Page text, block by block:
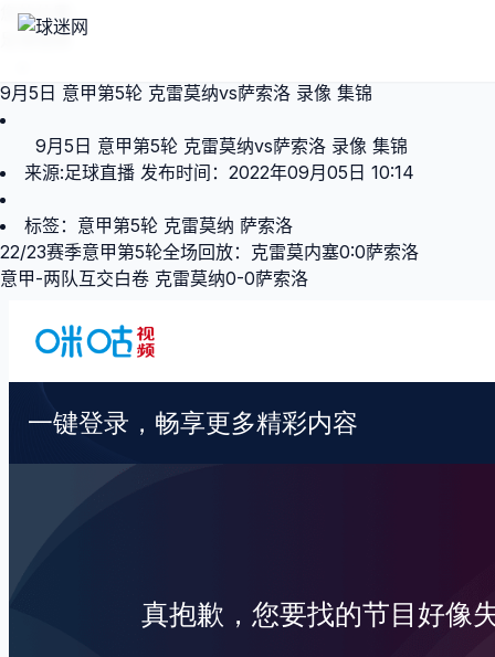
您的位置：
足球视频
9月5日 意甲第5轮 克雷莫纳vs萨索洛 录像 集锦
9月5日 意甲第5轮 克雷莫纳vs萨索洛 录像 集锦
来源:足球直播 发布时间：2022年09月05日 10:14
标签： 意甲第5轮 克雷莫纳 萨索洛
22/23赛季意甲第5轮全场回放：克雷莫内塞0:0萨索洛
意甲-两队互交白卷 克雷莫纳0-0萨索洛